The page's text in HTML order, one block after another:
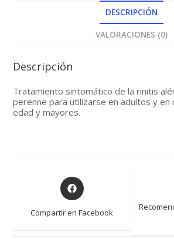
DESCRIPCIÓN
VALORACIONES (0)
Descripción
Tratamiento sintomático de la rinitis
perenne para utilizarse en adultos y en
edad y mayores.
Opens
in
new
Compartir en Facebook